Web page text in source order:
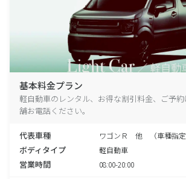
基本料金プラン
軽自動車のレンタル、お得な割引料金、ご予
舗お電話ください。
代表車種 ワゴンＲ 他 （車種指定
ボディタイプ 軽自動車
営業時間 08:00-20:00